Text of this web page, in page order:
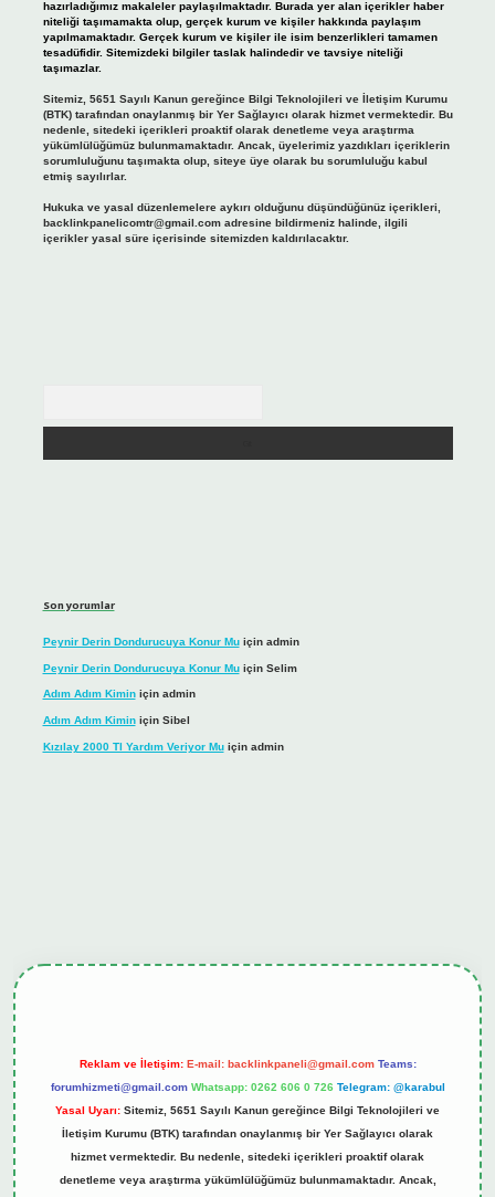
hazırladığımız makaleler paylaşılmaktadır. Burada yer alan içerikler haber
niteliği taşımamakta olup, gerçek kurum ve kişiler hakkında paylaşım
yapılmamaktadır. Gerçek kurum ve kişiler ile isim benzerlikleri tamamen
tesadüfidir. Sitemizdeki bilgiler taslak halindedir ve tavsiye niteliği
taşımazlar.
Sitemiz, 5651 Sayılı Kanun gereğince Bilgi Teknolojileri ve İletişim Kurumu
(BTK) tarafından onaylanmış bir Yer Sağlayıcı olarak hizmet vermektedir. Bu
nedenle, sitedeki içerikleri proaktif olarak denetleme veya araştırma
yükümlülüğümüz bulunmamaktadır. Ancak, üyelerimiz yazdıkları içeriklerin
sorumluluğunu taşımakta olup, siteye üye olarak bu sorumluluğu kabul
etmiş sayılırlar.
Hukuka ve yasal düzenlemelere aykırı olduğunu düşündüğünüz içerikleri,
backlinkpanelicomtr@gmail.comadresine bildirmeniz halinde, ilgili
içerikler yasal süre içerisinde sitemizden kaldırılacaktır.
Son yorumlar
Peynir Derin Dondurucuya Konur Muiçin admin
Peynir Derin Dondurucuya Konur Muiçin Selim
Adım Adım Kiminiçin admin
Adım Adım Kiminiçin Sibel
Kızılay 2000 Tl Yardım Veriyor Muiçin admin
Reklam ve İletişim: E-mail: backlinkpaneli@gmail.com Teams:
forumhizmeti@gmail.com Whatsapp: 0262 606 0 726 Telegram: @karabul
Yasal Uyarı: Sitemiz, 5651 Sayılı Kanun gereğince Bilgi Teknolojileri ve
İletişim Kurumu (BTK) tarafından onaylanmış bir Yer Sağlayıcı olarak
hizmet vermektedir. Bu nedenle, sitedeki içerikleri proaktif olarak
denetleme veya araştırma yükümlülüğümüz bulunmamaktadır. Ancak,